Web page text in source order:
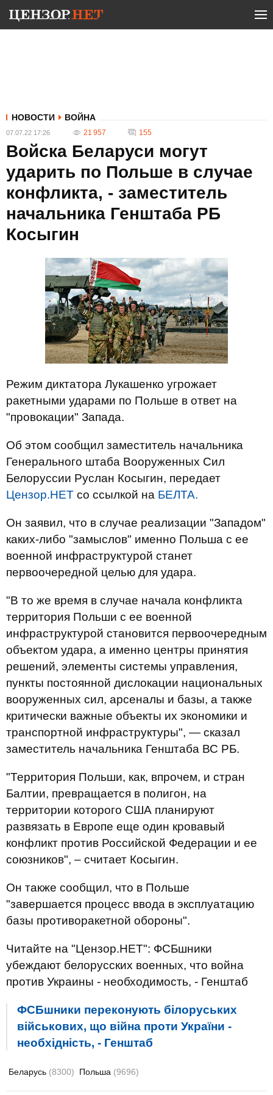
НОВОСТИ ВОЙНА
07.07.22 17:26 21 957 155
Войска Беларуси могут
ударить по Польше в случае
конфликта, - заместитель
начальника Генштаба РБ
Косыгин
Режим диктатора Лукашенко угрожает
ракетными ударами по Польше в ответ на
"провокации" Запада.
Об этом сообщил заместитель начальника
Генерального штаба Вооруженных Сил
Белоруссии Руслан Косыгин, передает
Цензор.НЕТ со ссылкой на БЕЛТА.
Он заявил, что в случае реализации "Западом"
каких-либо "замыслов" именно Польша с ее
военной инфраструктурой станет
первоочередной целью для удара.
"В то же время в случае начала конфликта
территория Польши с ее военной
инфраструктурой становится первоочередным
объектом удара, а именно центры принятия
решений, элементы системы управления,
пункты постоянной дислокации национальных
вооруженных сил, арсеналы и базы, а также
критически важные объекты их экономики и
транспортной инфраструктуры", — сказал
заместитель начальника Генштаба ВС РБ.
"Территория Польши, как, впрочем, и стран
Балтии, превращается в полигон, на
территории которого США планируют
развязать в Европе еще один кровавый
конфликт против Российской Федерации и ее
союзников", – считает Косыгин.
Он также сообщил, что в Польше
"завершается процесс ввода в эксплуатацию
базы противоракетной обороны".
Читайте на "Цензор.НЕТ": ФСБшники
убеждают белорусских военных, что война
против Украины - необходимость, - Генштаб
ФСБшники переконують білоруських
військових, що війна проти України -
необхідність, - Генштаб
Беларусь (8300) Польша (9696)